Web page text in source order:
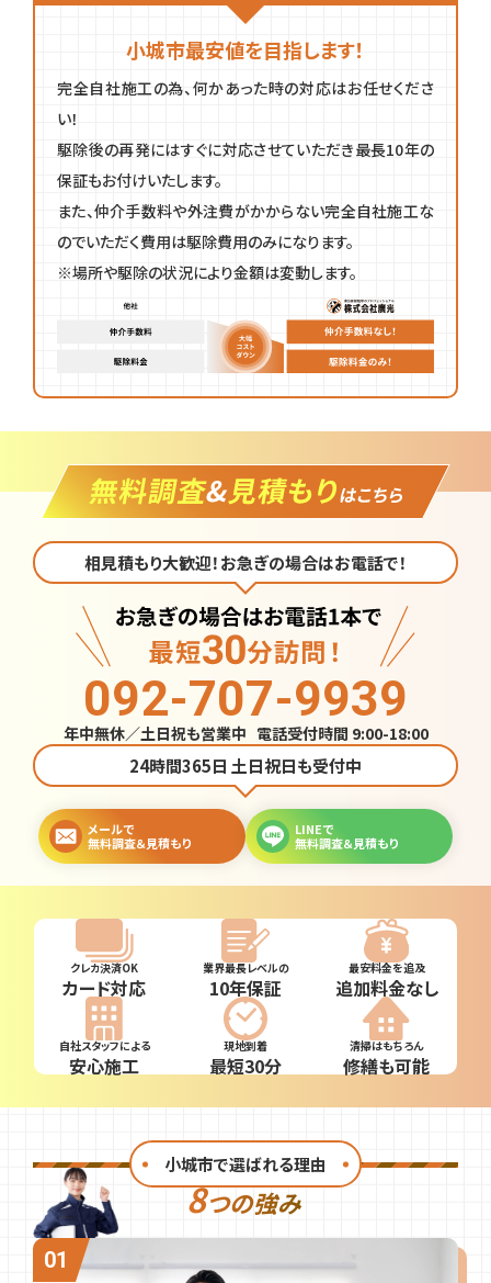
小城市最安値を目指します！
完全自社施工の為、何かあった時の対応はお任せくださ
い！
駆除後の再発にはすぐに対応させていただき最長10年の
保証もお付けいたします。
また、仲介手数料や外注費がかからない完全自社施工な
のでいただく費用は駆除費用のみになります。
※場所や駆除の状況により金額は変動します。
相見積もり大歓迎！お急ぎの場合はお電話で！
092-707-9939
年中無休／土日祝も営業中 電話受付時間 9:00-18:00
24時間365日 土日祝日も受付中
メールで
無料調査＆見積もり
LINEで
無料調査＆見積もり
クレカ決済OK
カード対応
業界最長レベルの
10年保証
最安料金を追及
追加料金なし
自社スタッフによる
安心施工
現地到着
最短30分
清掃はもちろん
修繕も可能
小城市で選ばれる理由
8つの強み